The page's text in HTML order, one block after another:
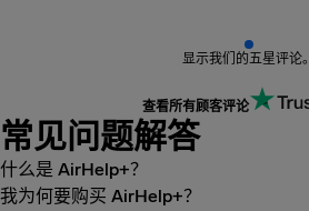
显示我们的五星评论。
查看所有顾客评论
常见问题解答
什么是 AirHelp+？
我为何要购买 AirHelp+？